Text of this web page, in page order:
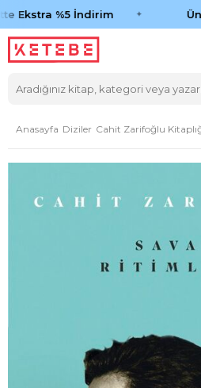
Ekstra %5 İndirim
Anasayfa Diziler Cahit Zarifoğlu